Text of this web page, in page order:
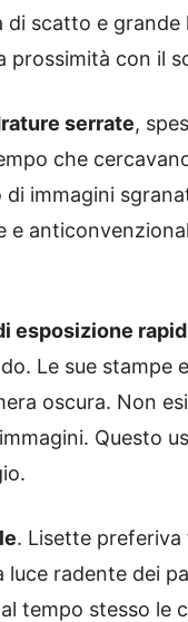
scatto e
prossimità con il
serrate,
che
immagini
esposizione
Le sue stampe
oscura. Non
Questo
. Lisette
radente dei
tempo stesso le